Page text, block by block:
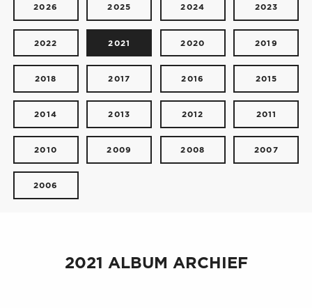
2026 2025 2024 2023
2022 2021 2020 2019
2018 2017 2016 2015
2014 2013 2012 2011
2010 2009 2008 2007
2006
2021 ALBUM ARCHIEF